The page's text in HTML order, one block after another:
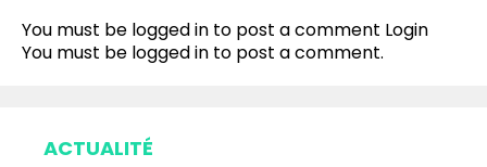
You must be logged in to post a comment Login
You must be logged in to post a comment.
ACTUALITÉ